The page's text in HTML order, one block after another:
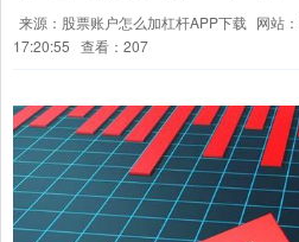
来源：股票账户怎么加杠杆APP下载 网站
17:20:55 查看：207